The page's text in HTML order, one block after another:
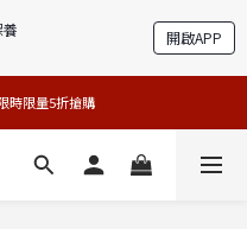
開啟APP
贈3件禮
贈3件禮
時限量5折搶購
版3件88折